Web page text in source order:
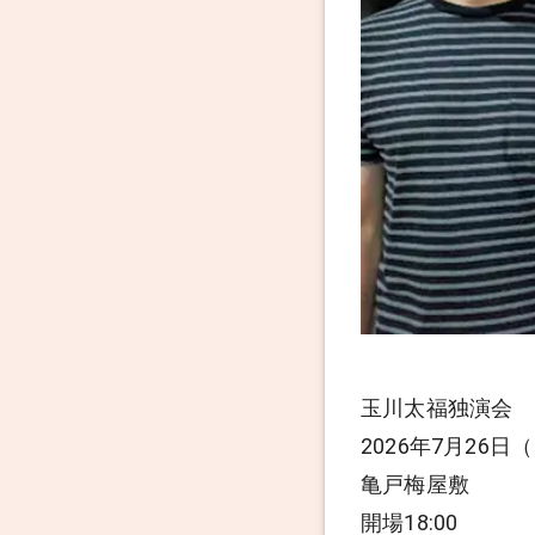
玉川太福独演会
2026年7月26日
亀戸梅屋敷
開場18:00